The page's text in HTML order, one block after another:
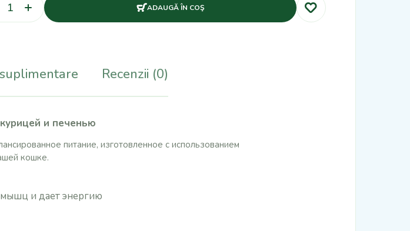
ADAUGĂ ÎN COŞ
Recenzii (0)
и печенью
питание, изготовленное с использованием
кошке.
и дает энергию